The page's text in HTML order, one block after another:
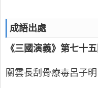
成語出處
《三國演義》第七十五
關雲長刮骨療毒呂子